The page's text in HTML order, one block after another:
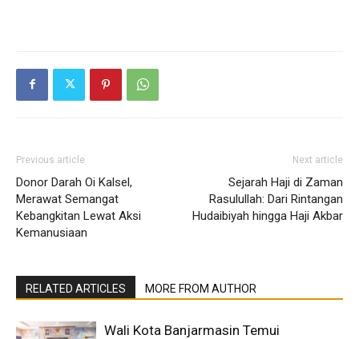
Previous article
Donor Darah Oi Kalsel,
Merawat Semangat
Kebangkitan Lewat Aksi
Kemanusiaan
Next article
Sejarah Haji di Zaman
Rasulullah: Dari Rintangan
Hudaibiyah hingga Haji Akbar
RELATED ARTICLES MORE FROM AUTHOR
Wali Kota Banjarmasin Temui